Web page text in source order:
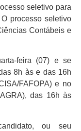
seletivo para
processo seletivo
Contábeis e
feira (07) e se
8h às e das 16h
FAFOPA) e no
das 16h às
ou seu